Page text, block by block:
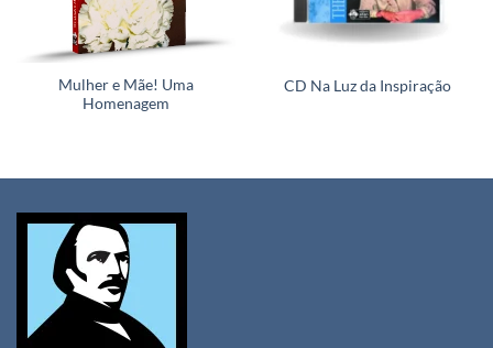
Mulher e Mãe! Uma
Homenagem
CD Na Luz da Inspiração